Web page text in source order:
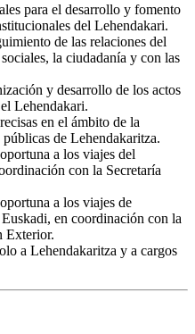
para el desarrollo y fomento
del Lehendakari.
de las relaciones del
la ciudadanía y con las
y desarrollo de los actos
Lehendakari.
en el ámbito de la
de Lehendakaritza.
a los viajes del
con la Secretaría
a los viajes de
en coordinación con la
Exterior.
a Lehendakaritza y a cargos